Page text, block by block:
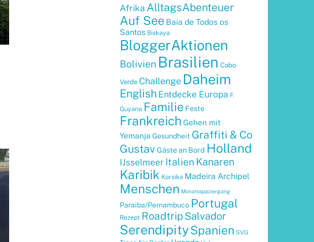
Afrika AlltagsAbenteuer
Auf See Baia de Todos os
Santos Biskaya
BloggerAktionen
Bolivien Brasilien Cabo
Verde Challenge Daheim
English Entdecke Europa F.
Guyana Familie Feste
Frankreich Gehen mit
Yemanja Gesundheit Graffiti & Co
Gustav Gäste an Bord Holland
IJsselmeer Italien Kanaren
Karibik Korsika Madeira Archipel
Menschen Monatsspaziergang
Paraiba/Pernambuco Portugal
Rezept Roadtrip Salvador
SerendipitySpanien SVG